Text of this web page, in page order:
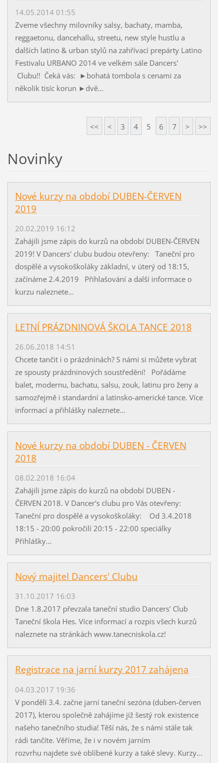
14.05.2014 01:55
Zveme všechny milovníky salsy, bachaty, mamba,
reggaetonu, dancehallu, streetu, new style hustlu a
dalších latino & urban stylů na zahřívací prepárty Latino
Festivalu URBANO 2014 ve velkém sále Dancers'
Clubu!! Čeká vás: ►bohatá tombola s cenami za
několik tisíc korun ►dvě...
<< < 3 4 5 6 7 > >>
Novinky
Nové kurzy na období DUBEN-ČERVEN
2019
20.02.2019 16:12
Zahájili jsme zápis do kurzů na období DUBEN-ČERVEN
2019! V Dancers' clubu budou otevřeny: Taneční pro
dospělé a vysokoškoláky základní, v úterý od 18:15,
začínáme 2.4.2019 Přihlašování a další informace o
kurzu naleznete...
LETNÍ PRÁZDNINOVÁ ŠKOLA TANCE 2018
26.06.2018 14:51
Chcete tančit i o prázdninách? S námi si můžete vybrat
ze spousty prázdninových soustředění! Pořádáme
balet, modernu, bachatu, salsu, zouk, latinu pro ženy a
samozřejmě i standardní a latinsko-americké tance. Více
informací a přihlášky naleznete...
Nové kurzy na období DUBEN - ČERVEN
2018
08.02.2018 16:04
Zahájili jsme zápis do kurzů na období DUBEN -
ČERVEN 2018. V Dancer's clubu pro Vás otevřeny:
Taneční pro dospělé a vysokoškoláky: Od 3.4.2018
18:15 - 20:00 pokročilí 20:15 - 22:00 speciálky
Přihlášky...
Nový majitel Dancers' Clubu
31.10.2017 16:03
Dne 1.8.2017 převzala taneční studio Dancers' Club
Taneční škola Hes. Více informací a rozpis všech kurzů
naleznete na stránkách www.tanecniskola.cz!
Registrace na jarní kurzy 2017 zahájena
04.03.2017 19:36
V pondělí 3.4. začne jarní taneční sezóna (duben-červen
2017), kterou společně zahájíme již šestý rok existence
našeho tanečního studia! Těší nás, že s námi stále tak
rádi tančíte. Věříme, že i v novém jarním
rozvrhu najdete své oblíbené kurzy a také slevy. Kurzy...